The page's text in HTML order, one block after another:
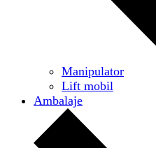
Manipulator
Lift mobil
Ambalaje